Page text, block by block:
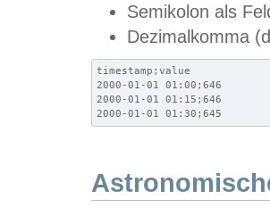
Semikolon als
Dezimalkomma
timestamp;value
2000-01-01 01:00;646
2000-01-01 01:15;646
2000-01-01 01:30;645